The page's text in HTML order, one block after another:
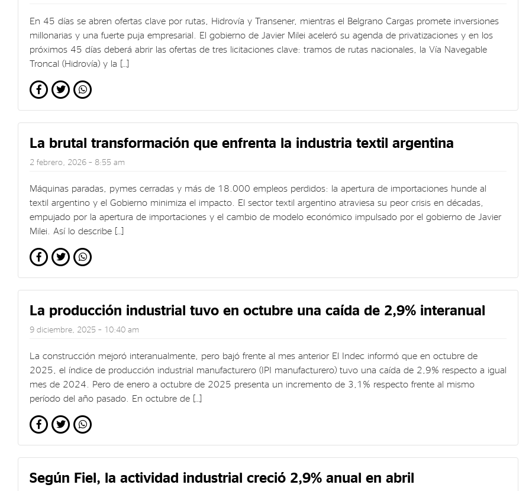
En 45 días se abren ofertas clave por rutas, Hidrovía y Transener, mientras el Belgrano Cargas promete inversiones
millonarias y una fuerte puja empresarial. El gobierno de Javier Milei aceleró su agenda de privatizaciones y en los
próximos 45 días deberá abrir las ofertas de tres licitaciones clave: tramos de rutas nacionales, la Vía Navegable
Troncal (Hidrovía) y la […]
La brutal transformación que enfrenta la industria textil argentina
2 febrero, 2026 – 8:55 am
Máquinas paradas, pymes cerradas y más de 18.000 empleos perdidos: la apertura de importaciones hunde al
textil argentino y el Gobierno minimiza el impacto. El sector textil argentino atraviesa su peor crisis en décadas,
empujado por la apertura de importaciones y el cambio de modelo económico impulsado por el gobierno de Javier
Milei. Así lo describe […]
La producción industrial tuvo en octubre una caída de 2,9% interanual
9 diciembre, 2025 – 10:40 am
La construcción mejoró interanualmente, pero bajó frente al mes anterior El Indec informó que en octubre de
2025, el índice de producción industrial manufacturero (IPI manufacturero) tuvo una caída de 2,9% respecto a igual
mes de 2024. Pero de enero a octubre de 2025 presenta un incremento de 3,1% respecto frente al mismo
período del año pasado. En octubre de […]
Según Fiel, la actividad industrial creció 2,9% anual en abril